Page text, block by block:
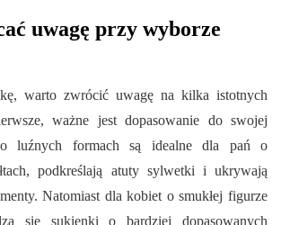
uwagę przy wyborze
warto zwrócić uwagę na kilka istotnych
ważne jest dopasowanie do swojej
luźnych formach są idealne dla pań o
podkreślają atuty sylwetki i ukrywają
Natomiast dla kobiet o smukłej figurze
się sukienki o bardziej dopasowanych